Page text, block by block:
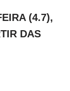
(4.7),
DAS